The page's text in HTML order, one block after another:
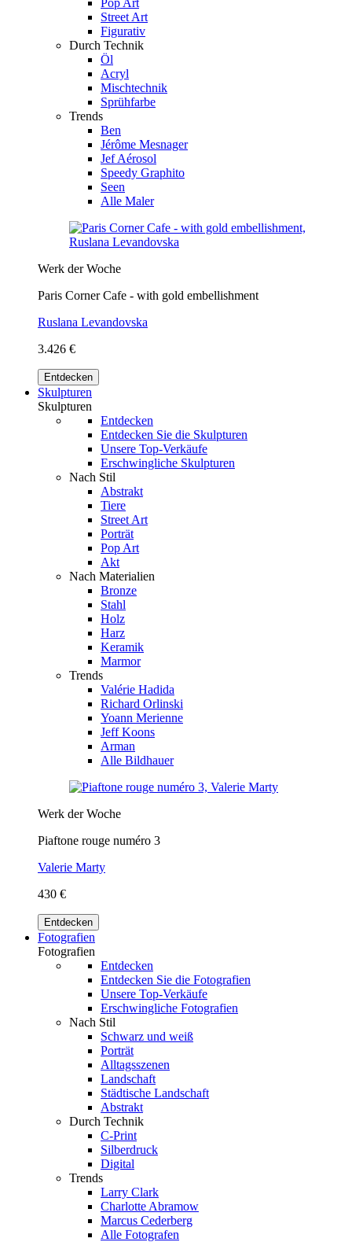
Street Art
Figurativ
Durch Technik
Öl
Acryl
Mischtechnik
Sprühfarbe
Trends
Ben
Jérôme Mesnager
Jef Aérosol
Speedy Graphito
Seen
Alle Maler
Werk der Woche
Paris Corner Cafe - with gold embellishment
Ruslana Levandovska
3.426 €
Entdecken
Skulpturen
Skulpturen
Entdecken
Entdecken Sie die Skulpturen
Unsere Top-Verkäufe
Erschwingliche Skulpturen
Nach Stil
Abstrakt
Tiere
Street Art
Porträt
Pop Art
Akt
Nach Materialien
Bronze
Stahl
Holz
Harz
Keramik
Marmor
Trends
Valérie Hadida
Richard Orlinski
Yoann Merienne
Jeff Koons
Arman
Alle Bildhauer
Werk der Woche
Piaftone rouge numéro 3
Valerie Marty
430 €
Entdecken
Fotografien
Fotografien
Entdecken
Entdecken Sie die Fotografien
Unsere Top-Verkäufe
Erschwingliche Fotografien
Nach Stil
Schwarz und weiß
Porträt
Alltagsszenen
Landschaft
Städtische Landschaft
Abstrakt
Durch Technik
C-Print
Silberdruck
Digital
Trends
Larry Clark
Charlotte Abramow
Marcus Cederberg
Alle Fotografen